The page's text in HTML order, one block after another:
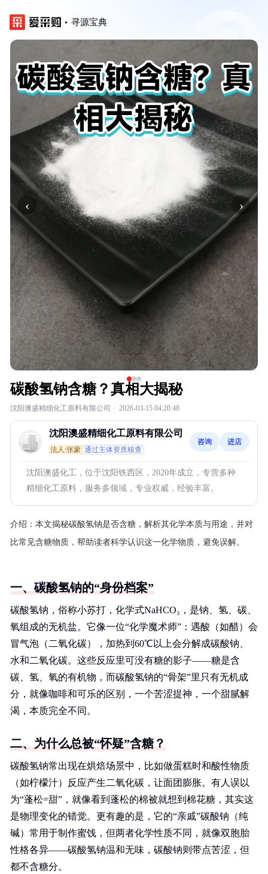
寻源宝典
‹ ›
碳酸氢钠含糖？真相大揭秘
沈阳澳盛精细化工原料有限公司 · 2026-03-15 04:20:48
沈阳澳盛精细化工原料有限公司
法人:张蒙 通过主体资质核查
咨询 进店
沈阳澳盛化工，位于沈阳铁西区，2020年成立，专营多种
精细化工原料，服务多领域，专业权威，经验丰富。
介绍： 本文揭秘碳酸氢钠是否含糖，解析其化学本质与用途，并对
比常见含糖物质，帮助读者科学认识这一化学物质，避免误解。
一、碳酸氢钠的“身份档案”
碳酸氢钠，俗称小苏打，化学式NaHCO₃，是钠、氢、碳、
氧组成的无机盐。它像一位“化学魔术师”：遇酸（如醋）会
冒气泡（二氧化碳），加热到60℃以上会分解成碳酸钠、
水和二氧化碳。这些反应里可没有糖的影子——糖是含
碳、氢、氧的有机物，而碳酸氢钠的“骨架”里只有无机成
分，就像咖啡和可乐的区别，一个苦涩提神，一个甜腻解
渴，本质完全不同。
二、为什么总被“怀疑”含糖？
碳酸氢钠常出现在烘焙场景中，比如做蛋糕时和酸性物质
（如柠檬汁）反应产生二氧化碳，让面团膨胀。有人误以
为“蓬松=甜”，就像看到蓬松的棉被就想到棉花糖，其实这
是物理变化的错觉。更有趣的是，它的“亲戚”碳酸钠（纯
碱）常用于制作蜜饯，但两者化学性质不同，就像双胞胎
性格各异——碳酸氢钠温和无味，碳酸钠则带点苦涩，但
都不含糖分。